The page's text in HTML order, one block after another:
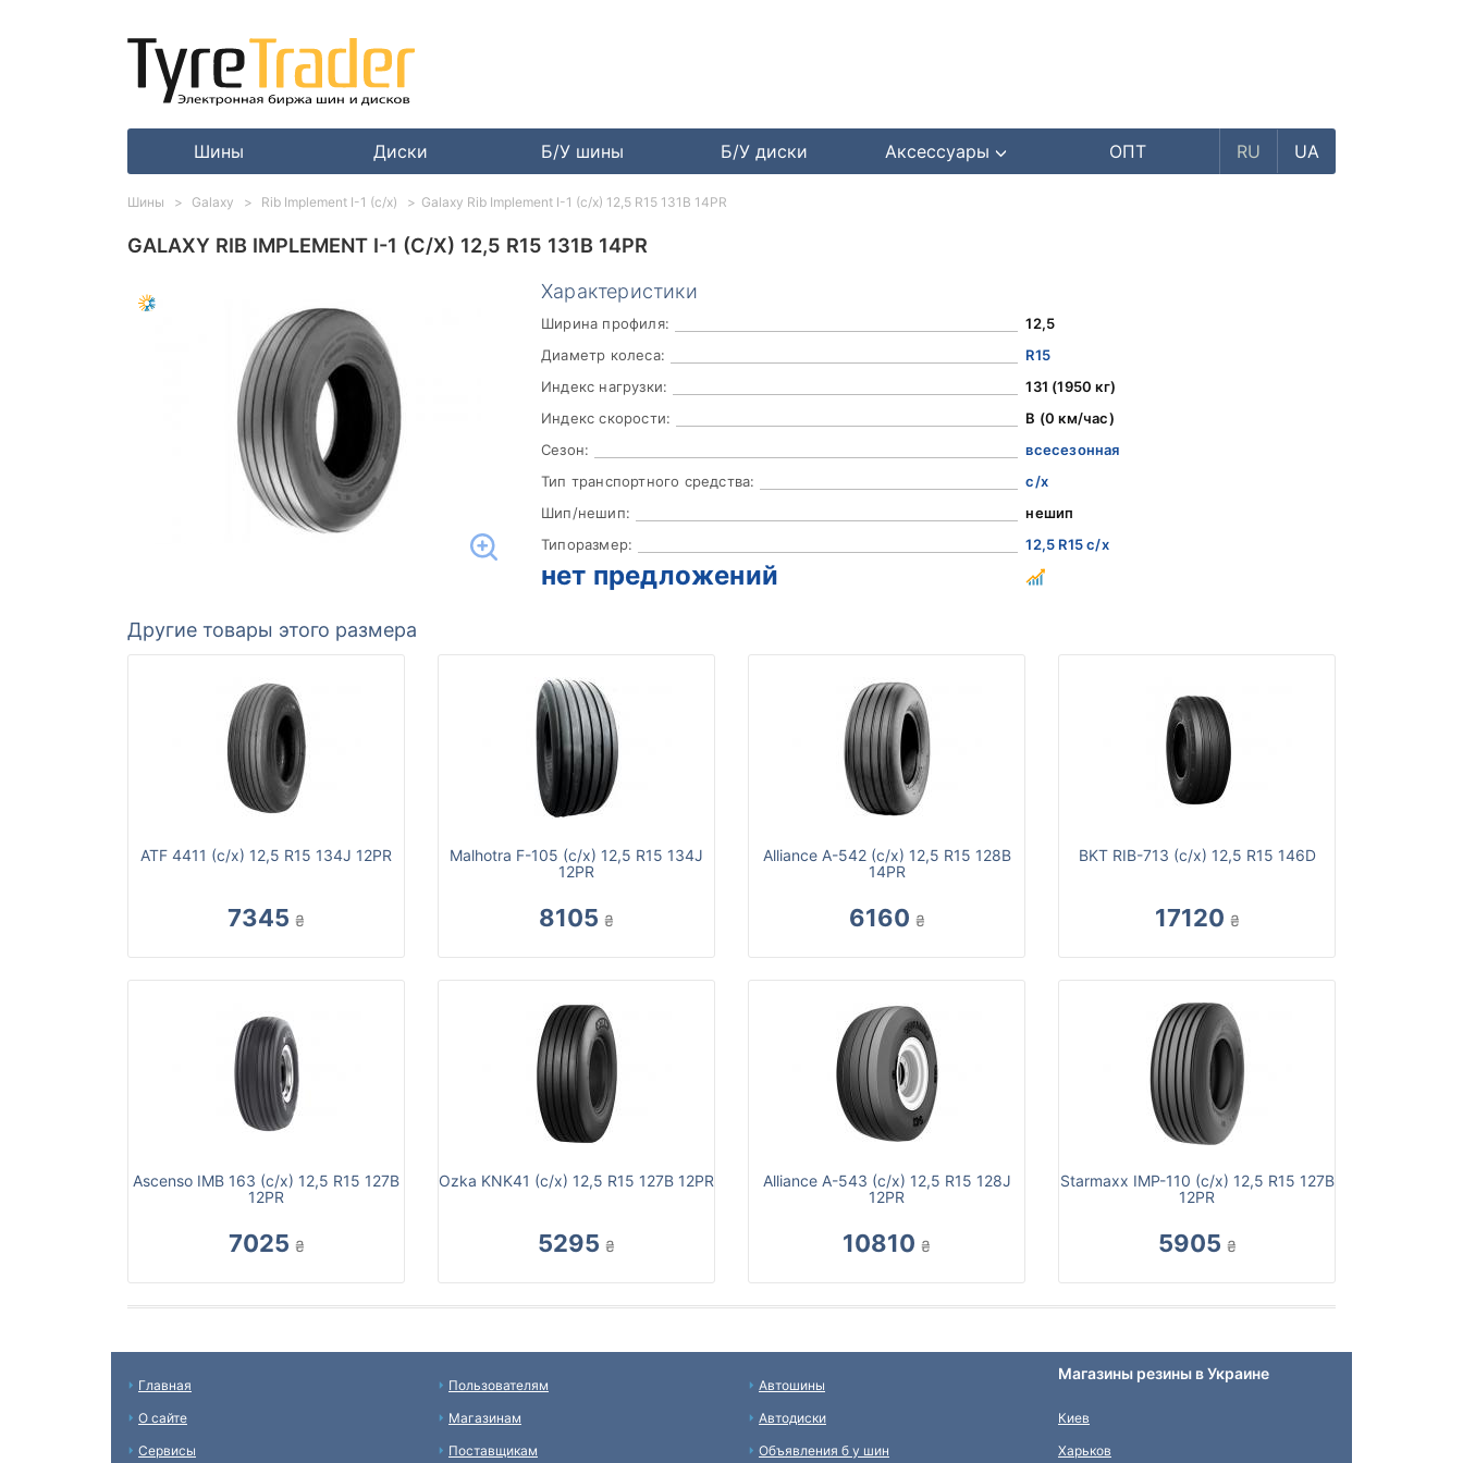
Шины Диски Б/У шины Б/У диски Аксессуары ОПТ RU UA
GALAXY RIB IMPLEMENT I-1 (С/Х) 12,5 R15 131B 14PR
Характеристики
Ширина профиля:
12,5
Диаметр колеса:
R15
Индекс нагрузки:
131 (1950 кг)
Индекс скорости:
B (0 км/час)
Сезон:
всесезонная
Тип транспортного средства:
с/х
Шип/нешип:
нешип
Типоразмер:
12,5 R15 с/х
нет предложений
Другие товары этого размера
ATF 4411 (с/х) 12,5 R15 134J 12PR
7345 ₴
Malhotra F-105 (с/х) 12,5 R15 134J
12PR
8105 ₴
Alliance A-542 (с/х) 12,5 R15 128B
14PR
6160 ₴
BKT RIB-713 (с/х) 12,5 R15 146D
17120 ₴
Ascenso IMB 163 (с/х) 12,5 R15 127B
12PR
7025 ₴
Ozka KNK41 (с/х) 12,5 R15 127B 12PR
5295 ₴
Alliance A-543 (с/х) 12,5 R15 128J
12PR
10810 ₴
Starmaxx IMP-110 (с/х) 12,5 R15 127B
12PR
5905 ₴
Шины Galaxy Rib Implement I-1 (с/х) Galaxy Rib Implement I-1 (с/х) 12,5 R15 131B 14PR
Главная
О сайте
Сервисы
Пользователям
Магазинам
Поставщикам
Автошины
Автодиски
Объявления б у шин
Магазины резины в Украине
Киев
Харьков